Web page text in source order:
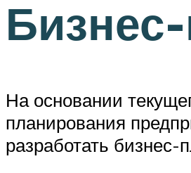
На основании
планирования
разработать бизнес-